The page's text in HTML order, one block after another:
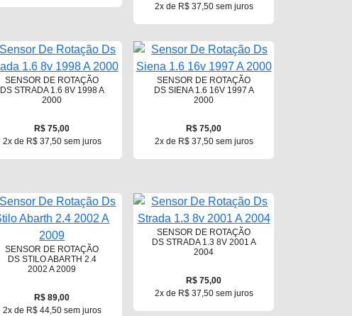
2x de R$ 37,50 sem juros
SENSOR DE ROTAÇÃO
DS STRADA 1.6 8V 1998 A
2000
R$ 75,00
2x de R$ 37,50 sem juros
SENSOR DE ROTAÇÃO
DS SIENA 1.6 16V 1997 A
2000
R$ 75,00
2x de R$ 37,50 sem juros
SENSOR DE ROTAÇÃO
DS STILO ABARTH 2.4
2002 A 2009
R$ 89,00
2x de R$ 44,50 sem juros
SENSOR DE ROTAÇÃO
DS STRADA 1.3 8V 2001 A
2004
R$ 75,00
2x de R$ 37,50 sem juros